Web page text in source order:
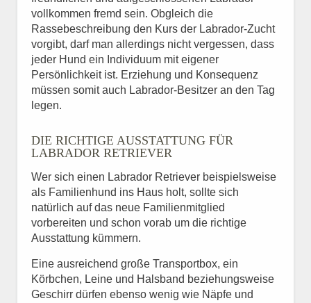
vollkommen fremd sein. Obgleich die
Rassebeschreibung den Kurs der Labrador-Zucht
vorgibt, darf man allerdings nicht vergessen, dass
jeder Hund ein Individuum mit eigener
Persönlichkeit ist. Erziehung und Konsequenz
müssen somit auch Labrador-Besitzer an den Tag
legen.
DIE RICHTIGE AUSSTATTUNG FÜR
LABRADOR RETRIEVER
Wer sich einen Labrador Retriever beispielsweise
als Familienhund ins Haus holt, sollte sich
natürlich auf das neue Familienmitglied
vorbereiten und schon vorab um die richtige
Ausstattung kümmern.
Eine ausreichend große Transportbox, ein
Körbchen, Leine und Halsband beziehungsweise
Geschirr dürfen ebenso wenig wie Näpfe und